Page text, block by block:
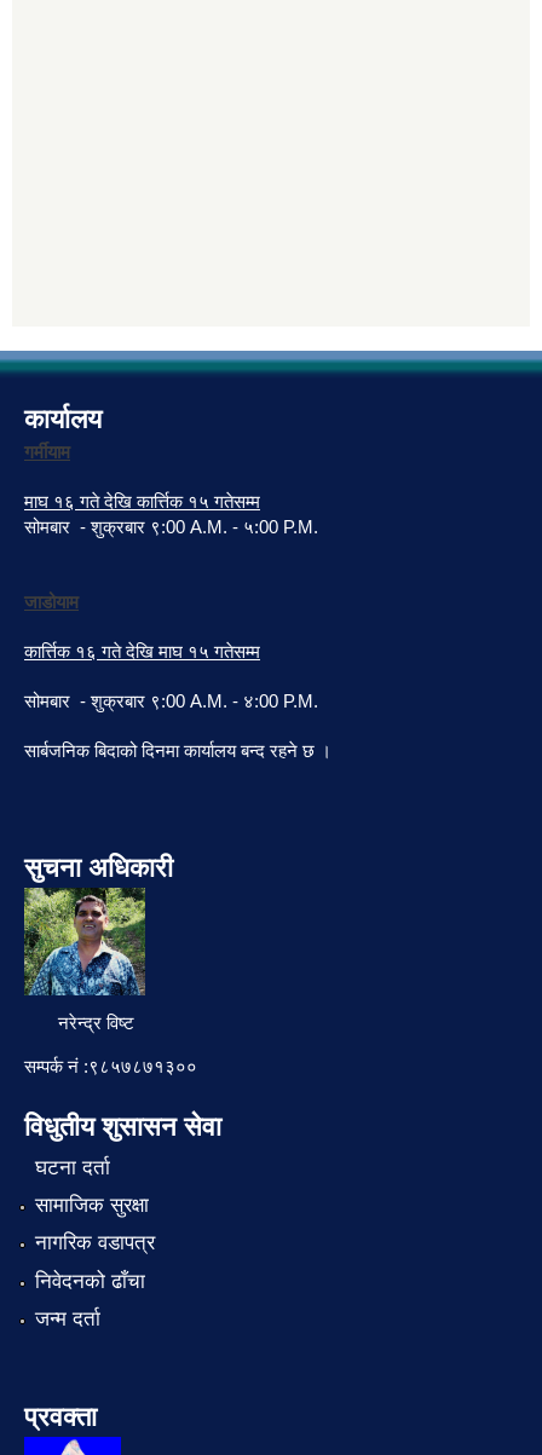
कार्यालय
गर्मीयाम
माघ १६ गते देखि कार्त्तिक १५ गतेसम्म
सोमबार - शुक्रबार ९:00 A.M. - ५:00 P.M.
जाडोयाम
कार्त्तिक १६ गते देखि माघ १५ गतेसम्म
सोमबार - शुक्रबार ९:00 A.M. - ४:00 P.M.
सार्बजनिक बिदाको दिनमा कार्यालय बन्द रहने छ ।
सुचना अधिकारी
नरेन्द्र विष्ट
सम्पर्क नं :९८५७८७१३००
विधुतीय शुसासन सेवा
घटना दर्ता
सामाजिक सुरक्षा
नागरिक वडापत्र
निवेदनको ढाँचा
जन्म दर्ता
प्रवक्ता